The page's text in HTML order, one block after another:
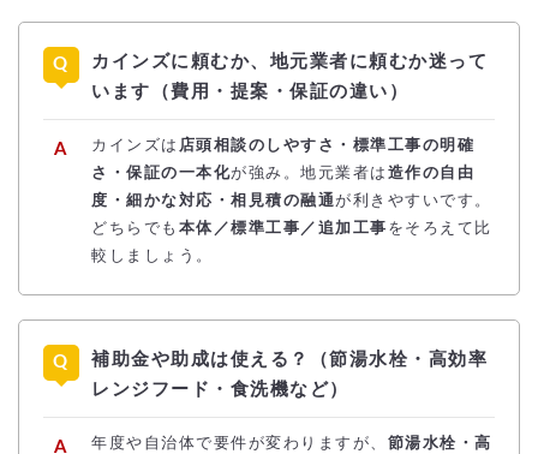
カインズに頼むか、地元業者に頼むか迷って
います（費用・提案・保証の違い）
カインズは 店頭相談のしやすさ・標準工事の明確
さ・保証の一本化が強み。地元業者は 造作の自由
度・細かな対応・相見積の融通が利きやすいです。
どちらでも 本体／標準工事／追加工事 をそろえて比
較しましょう。
補助金や助成は使える？（節湯水栓・高効率
レンジフード・食洗機など）
年度や自治体で要件が変わりますが、 節湯水栓・高